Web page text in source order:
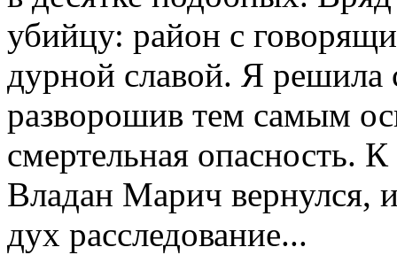
убийцу: район с
дурной славой. Я решила
разворошив тем самым
смертельная опасность.
Владан Марич вернулся,
дух расследование...